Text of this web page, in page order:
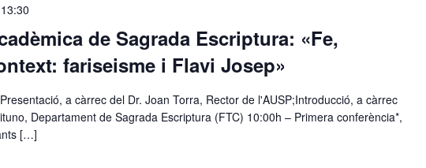
de Sagrada Escriptura: «Fe,
fariseisme i Flavi Josep»
13:30
a càrrec del Dr. Joan Torra, Rector de l'AUSP;Introducció, a càrrec
Departament de Sagrada Escriptura (FTC) 10:00h – Primera conferència*,
[…]